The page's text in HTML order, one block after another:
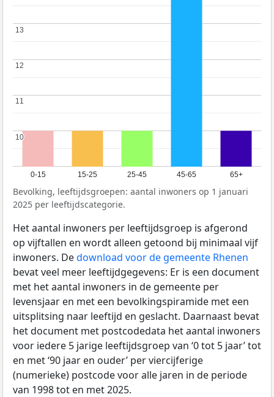
0-15 15-25 25-45 45-65 65+
10
10
11
11
12
12
13
13
Bevolking, leeftijdsgroepen: aantal inwoners op 1 januari
2025 per leeftijdscategorie.
Het aantal inwoners per leeftijdsgroep is afgerond
op vijftallen en wordt alleen getoond bij minimaal vijf
inwoners. Dedownload voor de gemeente Rhenen
bevat veel meer leeftijdgegevens: Er is een document
met het aantal inwoners in de gemeente per
levensjaar en met een bevolkingspiramide met een
uitsplitsing naar leeftijd en geslacht. Daarnaast bevat
het document met postcodedata het aantal inwoners
voor iedere 5 jarige leeftijdsgroep van ‘0 tot 5 jaar’ tot
en met ‘90 jaar en ouder’ per viercijferige
(numerieke) postcode voor alle jaren in de periode
van 1998 tot en met 2025.